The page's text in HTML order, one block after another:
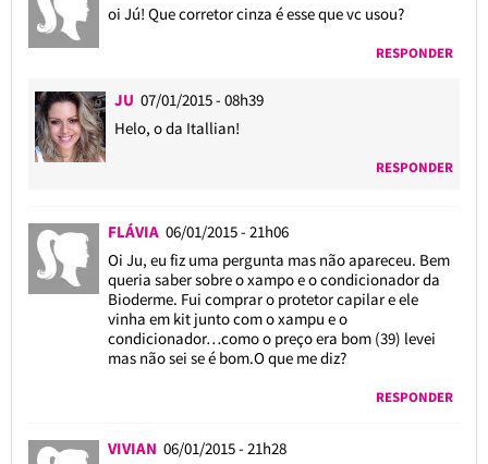
oi Jú! Que corretor cinza é esse que vc usou?
RESPONDER
JU 07/01/2015 - 08h39
Helo, o da Itallian!
RESPONDER
FLÁVIA 06/01/2015 - 21h06
Oi Ju, eu fiz uma pergunta mas não apareceu. Bem
queria saber sobre o xampo e o condicionador da
Bioderme. Fui comprar o protetor capilar e ele
vinha em kit junto com o xampu e o
condicionador…como o preço era bom (39) levei
mas não sei se é bom.O que me diz?
RESPONDER
VIVIAN 06/01/2015 - 21h28